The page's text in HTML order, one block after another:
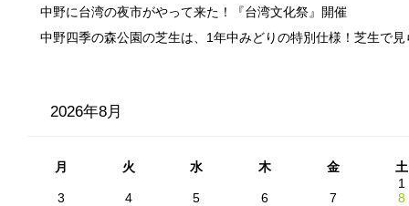
中野に台湾の夜市がやって来た！『台湾文化祭』開催
中野四季の森公園の芝生は、1年中みどりの特別仕様！芝生で
2026年8月
月 火 水 木 金
土
1
3
4 5 6 7
8